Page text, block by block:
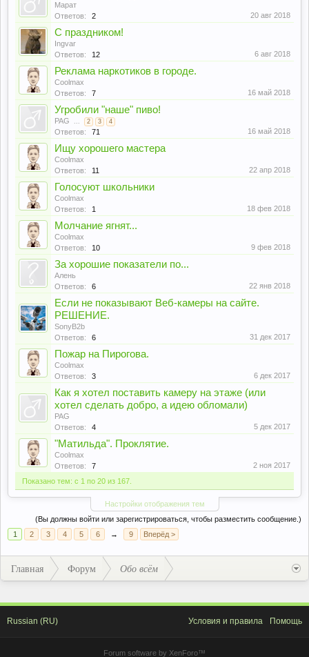
Марат
Ответов:
2 20 авг 2018
С праздником!
Ingvar
Ответов:
12 6 авг 2018
Реклама наркотиков в городе.
Coolmax
Ответов:
7 16 май 2018
Угробили "наше" пиво!
PAG ... 2 3 4
Ответов: 71 16 май 2018
Ищу хорошего мастера
Coolmax
Ответов:
11 22 апр 2018
Голосуют школьники
Coolmax
Ответов:
1 18 фев 2018
Молчание ягнят...
Coolmax
Ответов:
10 9 фев 2018
За хорошие показатели по...
Алень
Ответов:
6 22 янв 2018
Если не показывают Веб-камеры на сайте.
РЕШЕНИЕ.
SonyB2b
Ответов:
6 31 дек 2017
Пожар на Пирогова.
Coolmax
Ответов:
3 6 дек 2017
Как я хотел поставить камеру на этаже (или
хотел сделать добро, а идею обломали)
PAG
Ответов:
4 5 дек 2017
"Матильда". Проклятие.
Coolmax
Ответов:
7
2 ноя 2017
Показано тем: с 1 по 20 из 167.
Настройки отображения тем
(Вы должны войти или зарегистрироваться, чтобы разместить сообщение.)
1
2 3 4 5 6 → 9 Вперёд >
Главная Форум Обо всём
Russian (RU) Условия и правила Помощь
Forum software by XenForo™